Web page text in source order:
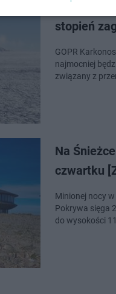
Trudne
stopień
GOPR
najmocniej
związany z
Na
czwartku
Minionej nocy
Pokrywa sięga
do wysokości